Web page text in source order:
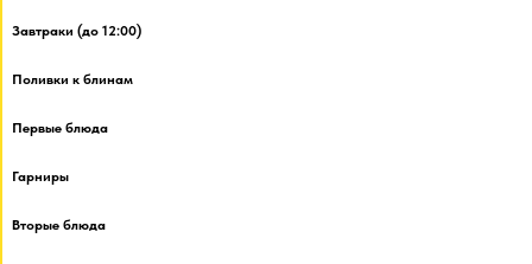
Завтраки (до 12:00)
Поливки к блинам
Первые блюда
Гарниры
Вторые блюда